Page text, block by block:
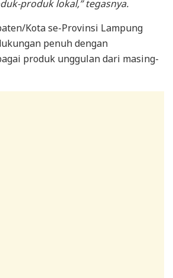
produk lokal,” tegasnya.
Kota se-Provinsi Lampung
penuh dengan
produk unggulan dari masing-